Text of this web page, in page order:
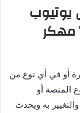
يوتيوب
الذهبي Youtube Gold Apk Mod مهكر
أو في أي نوع من
المنصة أو
به ويحدث